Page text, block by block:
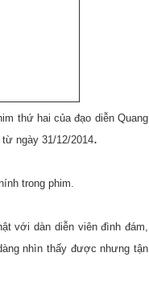
thứ hai của đạo diễn Quang
ngày 31/12/2014.
trong phim.
với dàn diễn viên đình đám,
nhìn thấy được nhưng tận